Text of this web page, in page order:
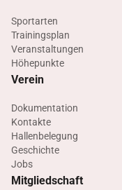
Sportarten
Trainingsplan
Veranstaltungen
Höhepunkte
Verein
Dokumentation
Kontakte
Hallenbelegung
Geschichte
Jobs
Mitgliedschaft